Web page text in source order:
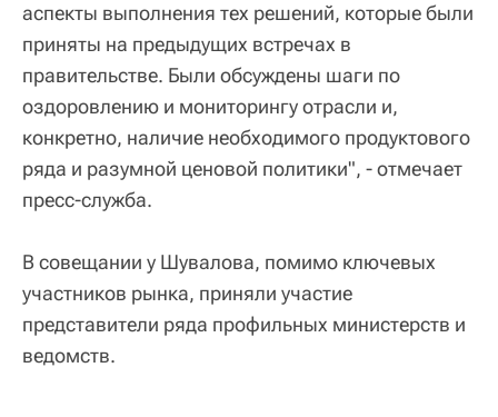
аспекты выполнения тех решений, которые были
приняты на предыдущих встречах в
правительстве. Были обсуждены шаги по
оздоровлению и мониторингу отрасли и,
конкретно, наличие необходимого продуктового
ряда и разумной ценовой политики", - отмечает
пресс-служба.
В совещании у Шувалова, помимо ключевых
участников рынка, приняли участие
представители ряда профильных министерств и
ведомств.